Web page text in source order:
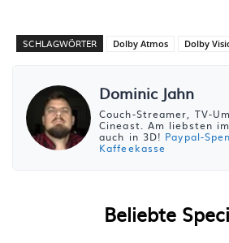
SCHLAGWÖRTER Dolby Atmos Dolby
Dominic Jahn
Couch-Streamer, TV-
Cineast. Am liebsten
auch in 3D! Paypal-
Kaffeekasse
Beliebte